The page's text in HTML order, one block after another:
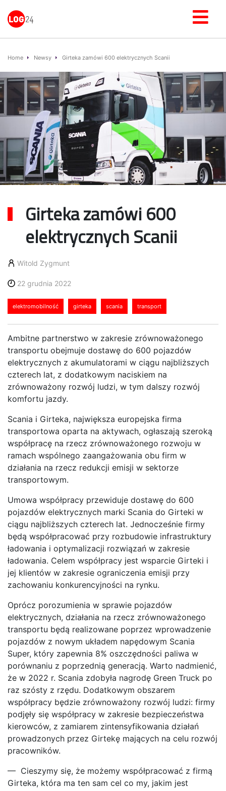
Home Newsy Girteka zamówi 600 elektrycznych Scanii
Girteka zamówi 600
elektrycznych Scanii
Witold Zygmunt
22 grudnia 2022
elektromobilność girteka scania transport
Ambitne partnerstwo w zakresie zrównoważonego
transportu obejmuje dostawę do 600 pojazdów
elektrycznych z akumulatorami w ciągu najbliższych
czterech lat, z dodatkowym naciskiem na
zrównoważony rozwój ludzi, w tym dalszy rozwój
komfortu jazdy.
Scania i Girteka, największa europejska firma
transportowa oparta na aktywach, ogłaszają szeroką
współpracę na rzecz zrównoważonego rozwoju w
ramach wspólnego zaangażowania obu firm w
działania na rzecz redukcji emisji w sektorze
transportowym.
Umowa współpracy przewiduje dostawę do 600
pojazdów elektrycznych marki Scania do Girteki w
ciągu najbliższych czterech lat. Jednocześnie firmy
będą współpracować przy rozbudowie infrastruktury
ładowania i optymalizacji rozwiązań w zakresie
ładowania. Celem współpracy jest wsparcie Girteki i
jej klientów w zakresie ograniczenia emisji przy
zachowaniu konkurencyjności na rynku.
Oprócz porozumienia w sprawie pojazdów
elektrycznych, działania na rzecz zrównoważonego
transportu będą realizowane poprzez wprowadzenie
pojazdów z nowym układem napędowym Scania
Super, który zapewnia 8% oszczędności paliwa w
porównaniu z poprzednią generacją. Warto nadmienić,
że w 2022 r. Scania zdobyła nagrodę Green Truck po
raz szósty z rzędu. Dodatkowym obszarem
współpracy będzie zrównoważony rozwój ludzi: firmy
podjęły się współpracy w zakresie bezpieczeństwa
kierowców, z zamiarem zintensyfikowania działań
prowadzonych przez Girtekę mających na celu rozwój
pracowników.
— Cieszymy się, że możemy współpracować z firmą
Girteka, która ma ten sam cel co my, jakim jest